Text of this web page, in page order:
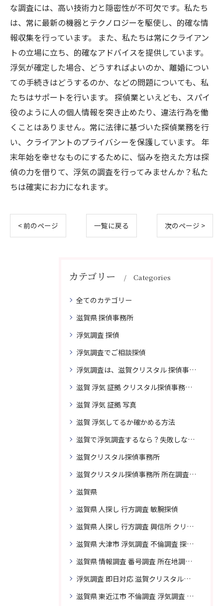
な調査には、高い技術力と隠密性が不可欠です。私たち
は、常に最新の機器とテクノロジーを駆使し、的確な情
報収集を行っています。 また、私たちは常にクライアン
トの立場に立ち、的確なアドバイスを提供しています。
浮気が確定した場合、どうすればよいのか、離婚につい
ての手続きはどうするのか、などの問題についても、私
たちはサポートを行います。 探偵業といえども、スパイ
役のように人の個人情報を突き止めたり、違法行為を働
くことはありません。常に法律に基づいた探偵業務を行
い、クライアントのプライバシーを保護しています。 年
末年始を幸せなものにするために、悩みを抱えた方は探
偵の力を借りて、浮気の調査を行ってみませんか？私た
ちは確実にお力になれます。
< 前のページ 一覧に戻る 次のページ >
カテゴリー Categories
全てのカテゴリー
滋賀県 探偵事務所
浮気調査 探偵
浮気調査でご相談探偵
浮気調査は、滋賀クリスタル 探偵事務所はご相談
滋賀 浮気 証拠 クリスタル探偵事務所 相談 無料
滋賀 浮気 証拠 写真
滋賀 浮気してるか確かめる方法
滋賀で浮気調査するなら？失敗しない探偵の選び方
滋賀クリスタル探偵事務所
滋賀クリスタル探偵事務所 所在調査 得意
滋賀県
滋賀県 人探し 行方調査 敏腕探偵
滋賀県 人探し 行方調査 興信所 クリスタル探偵がおすすめ
滋賀県 大津市 浮気調査 不倫調査 探偵 探偵事務所 素行調査 企業調査 興信所
滋賀県 情報調査 番号調査 所在地調査 企業調査 探偵事務所
浮気調査 即日対応 滋賀クリスタル探偵事務所
滋賀県 東近江市 不倫調査 浮気調査 探偵 探偵事務所 無料相談 調査料金